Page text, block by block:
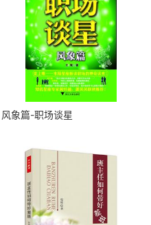
风象篇-职场谈星